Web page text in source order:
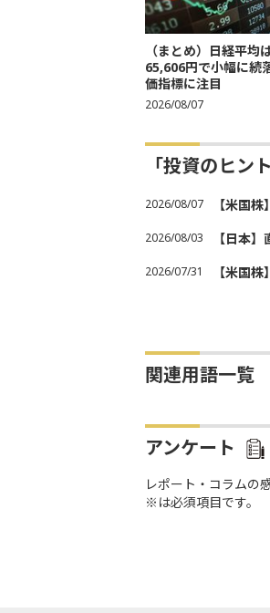
（まとめ）日経平均
65,606円で小幅に
価指標に注目
2026/08/07
「投資のヒン
2026/08/07 【米国
2026/08/03 【日本
2026/07/31 【米国
関連用語一覧
アンケート
レポート・コラムの
※は必須項目です。